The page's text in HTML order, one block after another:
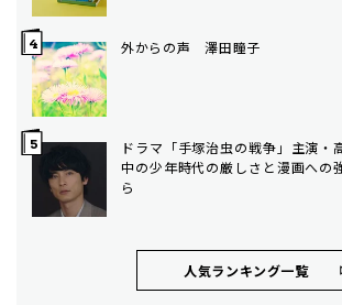
外からの声 澤田瞳子
ドラマ「手塚治虫の戦争」主演
中の少年時代の厳しさと漫画への
ら
人気ランキング⼀覧